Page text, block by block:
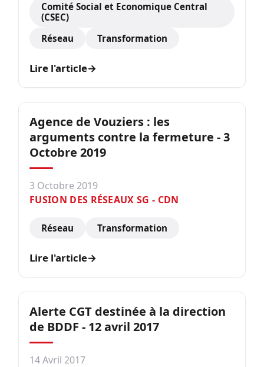
Comité Social et Economique Central
(CSEC)
Réseau
Transformation
Lire l'article→
Agence de Vouziers : les
arguments contre la fermeture - 3
Octobre 2019
3 Octobre 2019
FUSION DES RÉSEAUX SG - CDN
Réseau Transformation
Lire l'article→
Alerte CGT destinée à la direction
de BDDF - 12 avril 2017
14 Avril 2017